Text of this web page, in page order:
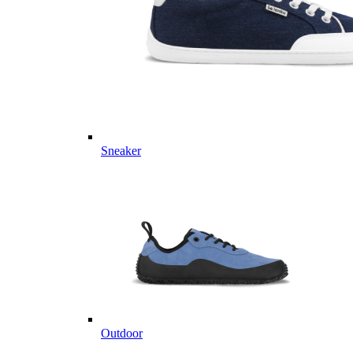
Sneaker
Outdoor